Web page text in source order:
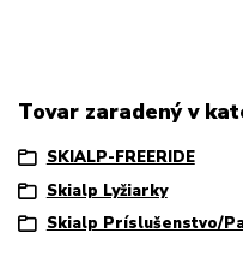
Tovar zaradený v
SKIALP-FREERIDE
Skialp Lyžiarky
Skialp Príslušenstvo/